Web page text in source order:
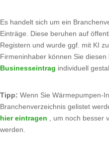
Es handelt sich um ein
Einträge. Diese beruhen auf
Registern und wurde ggf. mit KI
Firmeninhaber können Sie
Businesseintrag individuell
Tipp: Wenn Sie Wärmepumpen-
Branchenverzeichnis gelistet
hier eintragen , um noch besser
werden.